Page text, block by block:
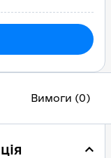
Вимоги (0)